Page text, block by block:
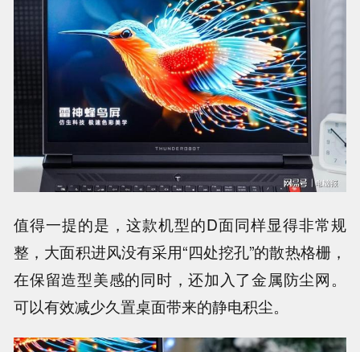
值得一提的是，这款机型的D面同样显得非常规
整，大面积进风没有采用“四处挖孔”的散热格栅，
在保留造型美感的同时，还加入了金属防尘网。
可以有效减少久置桌面带来的静电积尘。